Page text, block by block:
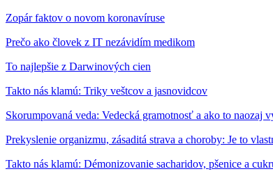
Zopár faktov o novom koronavíruse
Prečo ako človek z IT nezávidím medikom
To najlepšie z Darwinových cien
Takto nás klamú: Triky veštcov a jasnovidcov
Skorumpovaná veda: Vedecká gramotnosť a ako to naozaj
Prekyslenie organizmu, zásaditá strava a choroby: Je to
Takto nás klamú: Démonizovanie sacharidov, pšenice a